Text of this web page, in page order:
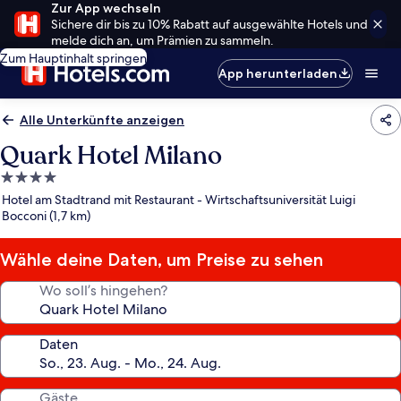
Zur App wechseln
Sichere dir bis zu 10% Rabatt auf ausgewählte Hotels und
melde dich an, um Prämien zu sammeln.
Zum Hauptinhalt springen
App herunterladen
Alle Unterkünfte anzeigen
Quark Hotel Milano
4.0-
Sterne-
Unterkunft
Hotel am Stadtrand mit Restaurant - Wirtschaftsuniversität Luigi
Bocconi (1,7 km)
Wähle deine Daten, um Preise zu sehen
Wo soll’s hingehen?
Daten